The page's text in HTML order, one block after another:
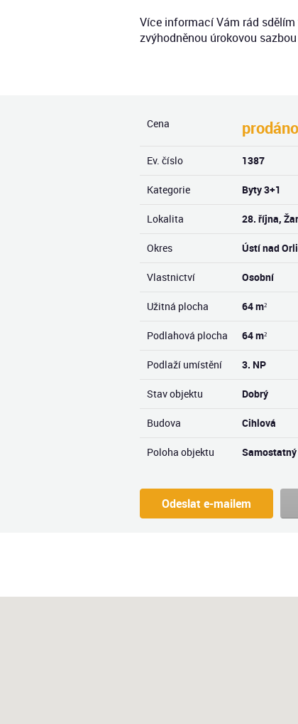
Více informací Vám rád
zvýhodněnou úrokovou
Cena prodáno
Ev. číslo 1387
Kategorie Byty 3+1
Lokalita 28. října,
Okres Ústí nad
Vlastnictví Osobní
Užitná plocha 64 m²
Podlahová plocha 64 m²
Podlaží umístění 3. NP
Stav objektu Dobrý
Budova Cihlová
Poloha objektu Samostatný
Odeslat e-mailem